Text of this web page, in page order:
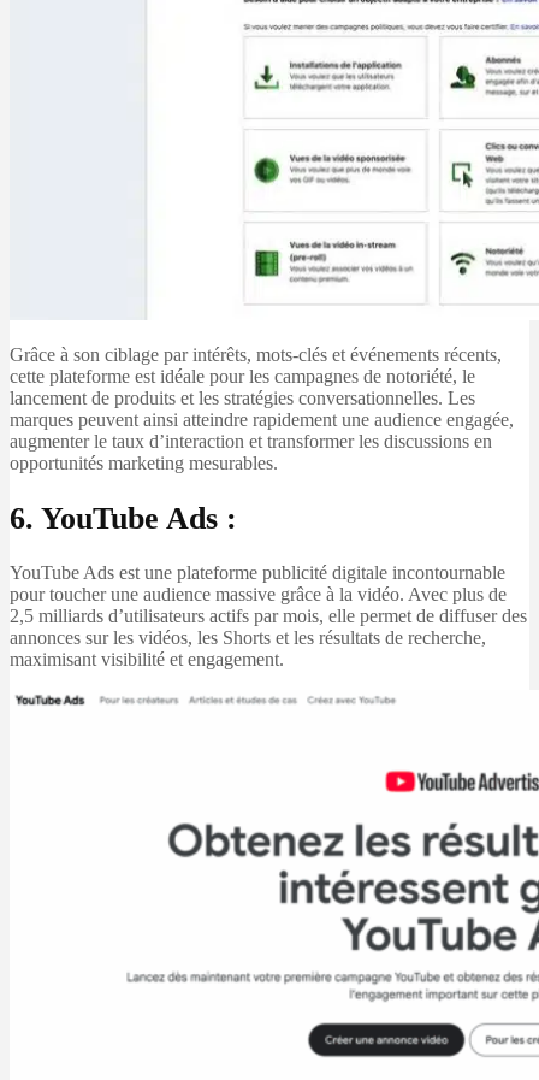
Grâce à son ciblage par intérêts, mots-clés et événements récents,
cette plateforme est idéale pour les campagnes de notoriété, le
lancement de produits et les stratégies conversationnelles. Les
marques peuvent ainsi atteindre rapidement une audience engagée,
augmenter le taux d’interaction et transformer les discussions en
opportunités marketing mesurables.
6. YouTube Ads :
YouTube Ads est une plateforme publicité digitale incontournable
pour toucher une audience massive grâce à la vidéo. Avec plus de
2,5 milliards d’utilisateurs actifs par mois, elle permet de diffuser des
annonces sur les vidéos, les Shorts et les résultats de recherche,
maximisant visibilité et engagement.